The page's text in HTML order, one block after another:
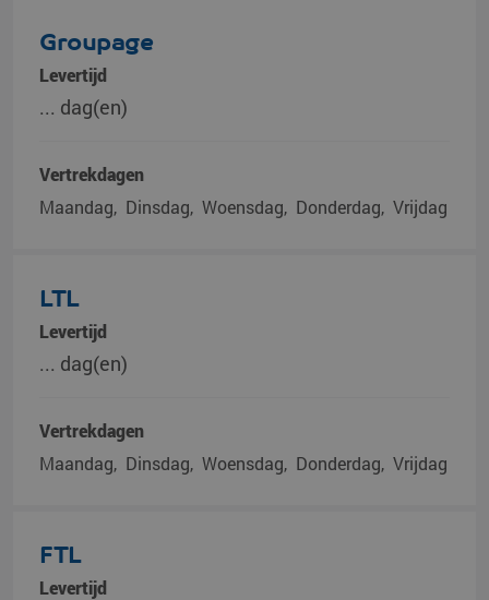
Groupage
Levertijd
... dag(en)
Vertrekdagen
Maandag
Dinsdag Woensdag Donderdag Vrijdag
LTL
Levertijd
... dag(en)
Vertrekdagen
Maandag
Dinsdag Woensdag Donderdag Vrijdag
FTL
Levertijd